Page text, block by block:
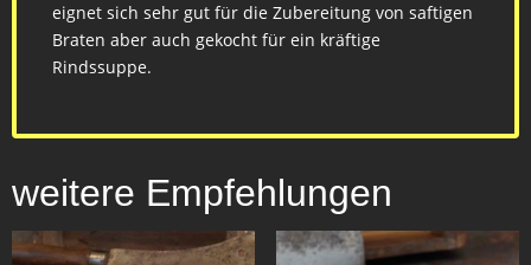
eignet sich sehr gut für die Zubereitung von saftigen
Braten aber auch gekocht für ein kräftige
Rindssuppe.
weitere Empfehlungen